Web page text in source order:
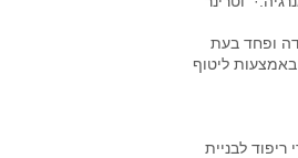
ופחד בעת
ליטוף
לבניית